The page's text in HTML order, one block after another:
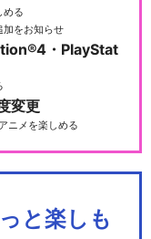
める
加をお知らせ
・PlayStat
変更
ニメを楽しめる
と楽しも